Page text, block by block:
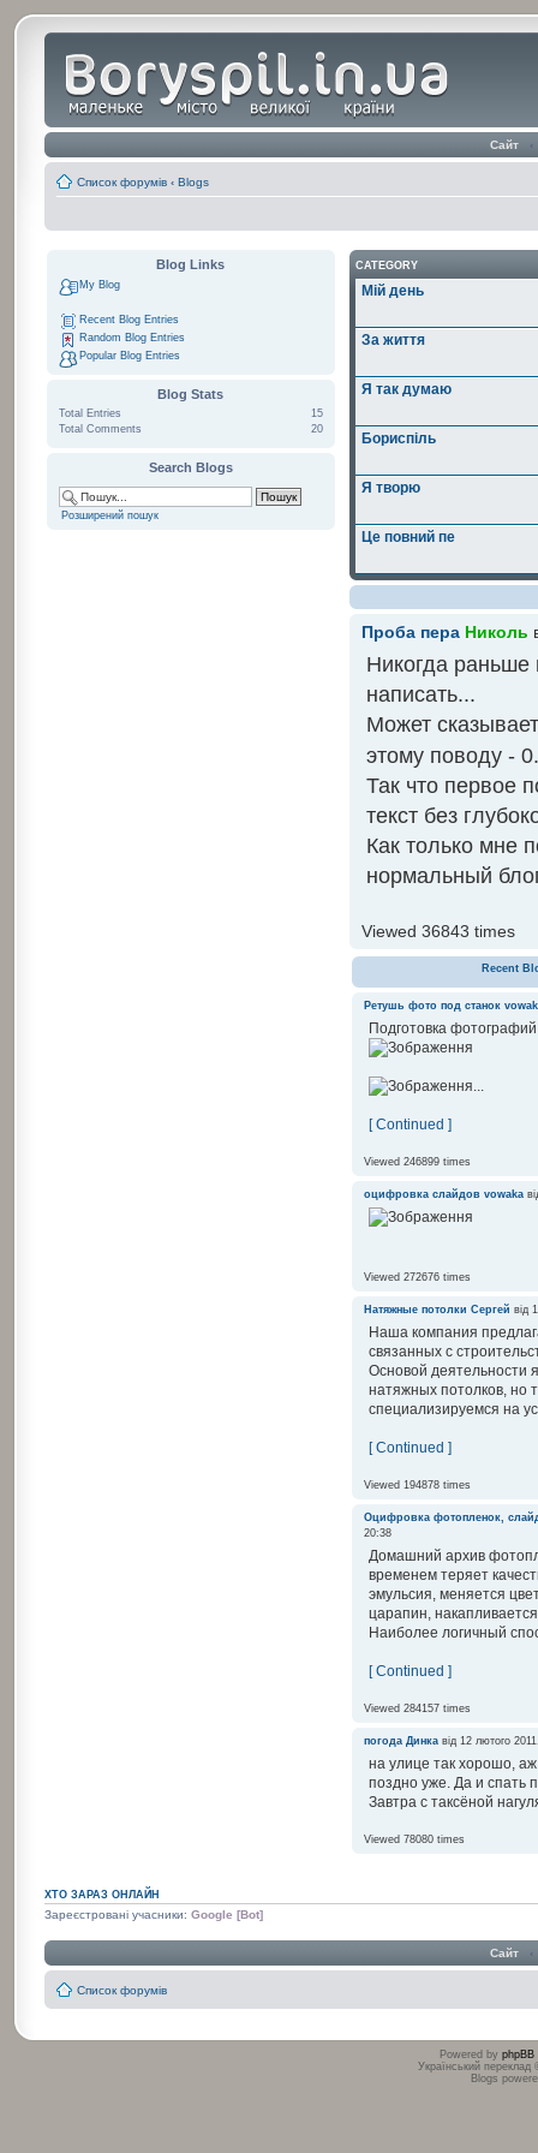
Сайт ‹
Список форумів ‹ Blogs
Blog Links
My Blog
Recent Blog Entries
Random Blog Entries
Popular Blog Entries
Blog Stats
15
Total Entries
20
Total Comments
Search Blogs
Розширений пошук
CATEGORY
Мій день
За життя
Я так думаю
Бориспіль
Я творю
Це повний пе
Проба пера Николь
Никогда раньше
написать...
Может
этому поводу -
Так что первое
текст без
Как только мне
нормальный
Viewed 36843 times
Recent
Ретушь фото под станок
Подготовка фотографий
[ Continued ]
Viewed 246899 times
оцифровка слайдов vowaka
Viewed 272676 times
Натяжные потолки Сергей від
Наша компания
связанных с
Основой деятельности
натяжных потолков, но
специализируемся на
[ Continued ]
Viewed 194878 times
Оцифровка фотопленок,
20:38
Домашний архив
временем теряет
эмульсия, меняется
царапин,
Наиболее логичный
[ Continued ]
Viewed 284157 times
погода Динкавід 12 лютого
на улице так хорошо, аж
поздно уже. Да и спать
Завтра с таксёной
Viewed 78080 times
ХТО ЗАРАЗ ОНЛАЙН
Зареєстровані учасники: Google [Bot]
Сайт ‹
Список форумів
Powered by phpBB
Український
Blogs